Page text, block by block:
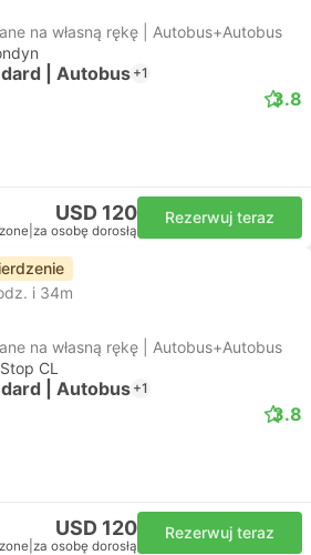
na własną rękę | Autobus+Autobus
| Autobus+1
3.8
USD 120
za osobę dorosłą
Rezerwuj teraz
i 34m
na własną rękę | Autobus+Autobus
CL
| Autobus+1
3.8
USD 120
za osobę dorosłą
Rezerwuj teraz